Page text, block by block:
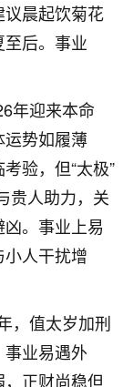
议晨起饮菊花
后。事业
年迎来本命
势如履薄
验，但“太极”
贵人助力，关
。事业上易
人干扰增
，值太岁加刑
业易遇外
正财尚稳但
时不服命不行
不算大，但
进的，选
看了，虽然
，前几天又
更好一点！
说她就要死要活
我推荐的慧来老
望她能考多好的
身体心理都健健